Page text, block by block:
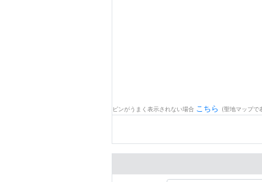
ピンがうまく表示されない場合 こちら (聖地マップで